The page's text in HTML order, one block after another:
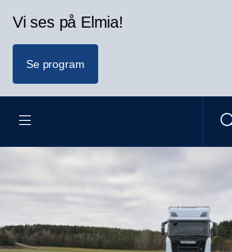
Vi ses på Elmia!
Se program